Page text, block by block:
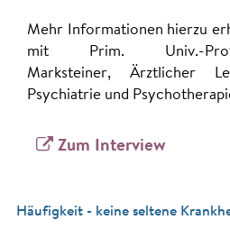
Mehr Informationen hierzu
mit Prim. Univ.-
Marksteiner, Ärztlicher
Psychiatrie und
Zum Interview
Häufigkeit - keine seltene